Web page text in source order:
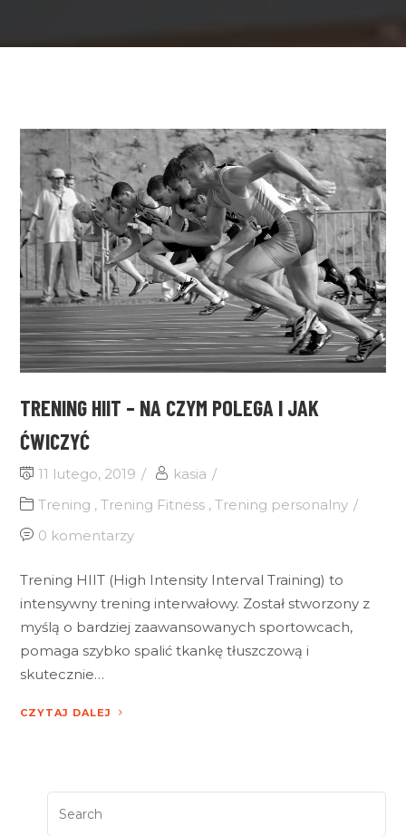
TRENING HIIT – NA CZYM POLEGA I JAK
ĆWICZYĆ
11 lutego, 2019
kasia
Trening ,Trening Fitness ,Trening personalny
0 komentarzy
Trening HIIT (High Intensity Interval Training) to
intensywny trening interwałowy. Został stworzony z
myślą o bardziej zaawansowanych sportowcach,
pomaga szybko spalić tkankę tłuszczową i
skutecznie…
CZYTAJ DALEJ